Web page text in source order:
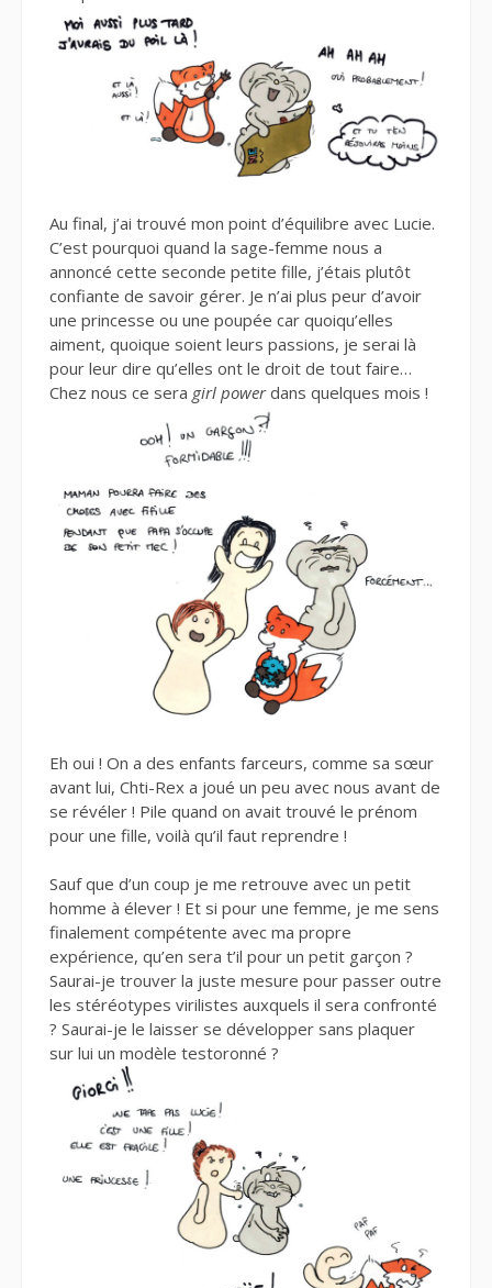
Au final, j’ai trouvé mon point d’équilibre avec Lucie.
C’est pourquoi quand la sage-femme nous a
annoncé cette seconde petite fille, j’étais plutôt
confiante de savoir gérer. Je n’ai plus peur d’avoir
une princesse ou une poupée car quoiqu’elles
aiment, quoique soient leurs passions, je serai là
pour leur dire qu’elles ont le droit de tout faire…
Chez nous ce sera girl powerdans quelques mois !
Eh oui ! On a des enfants farceurs, comme sa sœur
avant lui, Chti-Rex a joué un peu avec nous avant de
se révéler ! Pile quand on avait trouvé le prénom
pour une fille, voilà qu’il faut reprendre !
Sauf que d’un coup je me retrouve avec un petit
homme à élever ! Et si pour une femme, je me sens
finalement compétente avec ma propre
expérience, qu’en sera t’il pour un petit garçon ?
Saurai-je trouver la juste mesure pour passer outre
les stéréotypes virilistes auxquels il sera confronté
? Saurai-je le laisser se développer sans plaquer
sur lui un modèle testoronné ?